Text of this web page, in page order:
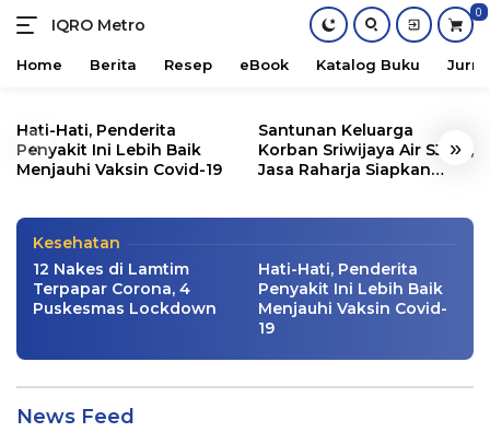
content
IQRO Metro
Lets
Bright
0
Home Berita Resep eBook Katalog Buku
« »
Hati-Hati, Penderita
Penyakit Ini Lebih Baik
Menjauhi Vaksin Covid-19
Santunan Keluarga
Korban Sriwijaya Air SJ182,
Jasa Raharja Siapkan
Warga Sumatera Percaya Soal
Keamanannya?
Kesehatan
12 Nakes di Lamtim
Terpapar Corona, 4
Puskesmas Lockdown
Hati-Hati, Penderita
Penyakit Ini Lebih Baik
Menjauhi Vaksin Covid-
19
IQRO
News Feed